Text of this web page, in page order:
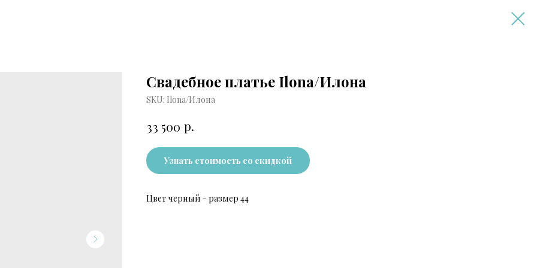
Свадебное платье Ilona/Илона
SKU: Ilona/Илона
33 500 р.
Узнать стоимость со скидкой
Цвет черный - размер 44